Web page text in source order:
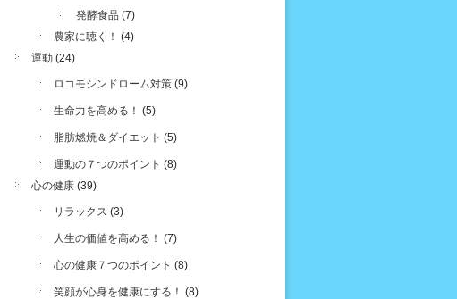
発酵食品 (7)
農家に聴く！ (4)
運動 (24)
ロコモシンドローム対策 (9)
生命力を高める！ (5)
脂肪燃焼＆ダイエット (5)
運動の７つのポイント (8)
心の健康 (39)
リラックス (3)
人生の価値を高める！ (7)
心の健康７つのポイント (8)
笑顔が心身を健康にする！ (8)